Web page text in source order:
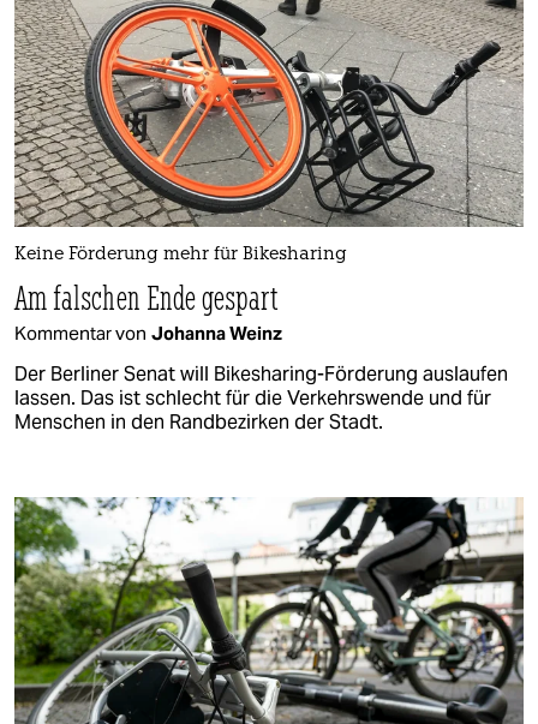
Keine Förderung mehr für Bikesharing
Am falschen Ende gespart
Kommentar von Johanna Weinz
Der Berliner Senat will Bikesharing-Förderung auslaufen
lassen. Das ist schlecht für die Verkehrswende und für
Menschen in den Randbezirken der Stadt.